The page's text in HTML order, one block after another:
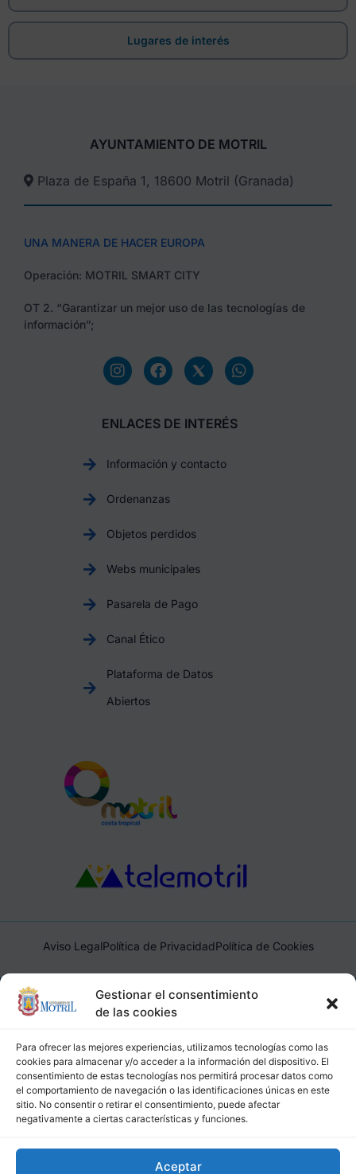
Gestionar el consentimiento
de las cookies
Para ofrecer las mejores experiencias, utilizamos tecnologías como las
cookies para almacenar y/o acceder a la información del dispositivo. El
consentimiento de estas tecnologías nos permitirá procesar datos como
el comportamiento de navegación o las identificaciones únicas en este
sitio. No consentir o retirar el consentimiento, puede afectar
negativamente a ciertas características y funciones.
Aceptar
Lugares de interés
AYUNTAMIENTO DE MOTRIL
Plaza de España 1, 18600 Motril (Granada)​
UNA MANERA DE HACER EUROPA
Operación: MOTRIL SMART CITY
OT 2. “Garantizar un mejor uso de las tecnologías de
información”;
ENLACES DE INTERÉS
Información y contacto
Ordenanzas
Objetos perdidos
Webs municipales
Pasarela de Pago
Canal Ético
Plataforma de Datos
Abiertos
Aviso LegalPolítica de PrivacidadPolítica de Cookies
Ayuntamiento de Motril, Plaza de España, 1, 18600, Motril,
(Granada), CIF: P1814200J, DIR3: L01181400